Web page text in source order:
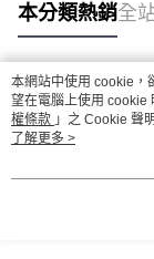
本分類熱銷全
熱門標籤
本網站中使用 cookie，
望在電腦上使用 cookie
權條款 」之 Cookie 聲
用條款之 Cookie 聲明
了解更多 >